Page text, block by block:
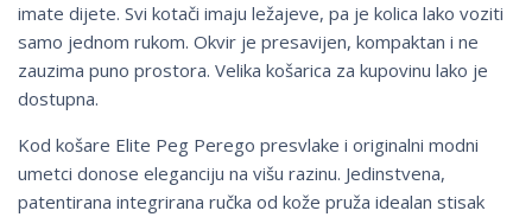
imate dijete. Svi kotači imaju ležajeve, pa je kolica lako voziti
samo jednom rukom. Okvir je presavijen, kompaktan i ne
zauzima puno prostora. Velika košarica za kupovinu lako je
dostupna.
Kod košare Elite Peg Perego presvlake i originalni modni
umetci donose eleganciju na višu razinu. Jedinstvena,
patentirana integrirana ručka od kože pruža idealan stisak